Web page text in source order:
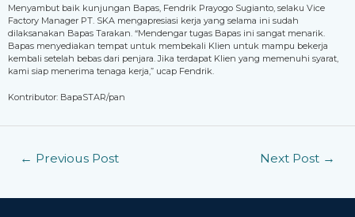
Menyambut baik kunjungan Bapas, Fendrik Prayogo Sugianto, selaku Vice
Factory Manager PT. SKA mengapresiasi kerja yang selama ini sudah
dilaksanakan Bapas Tarakan. “Mendengar tugas Bapas ini sangat menarik.
Bapas menyediakan tempat untuk membekali Klien untuk mampu bekerja
kembali setelah bebas dari penjara. Jika terdapat Klien yang memenuhi syarat,
kami siap menerima tenaga kerja,” ucap Fendrik.
Kontributor: BapaSTAR/pan
← Previous Post Next Post →